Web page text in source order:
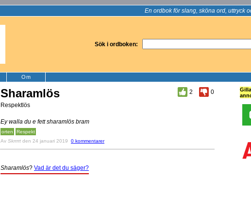
En ordbok för slang, sköna ord, uttryck
Sök i ordboken:
Om
Sharamlös 2
0
Respektlös
Ey walla du e fett sharamlös bram
orten
Respekt
Av Skrrrrt den 24 januari 2019 0 kommentarer
Sharamlös? Vad är det du säger?